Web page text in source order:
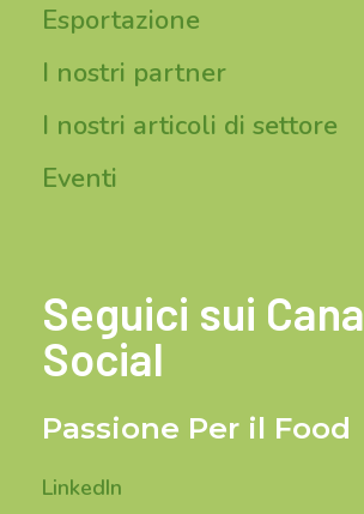
Esportazione
I nostri partner
I nostri articoli di settore
Eventi
Seguici sui
Social
Passione Per il Food
LinkedIn